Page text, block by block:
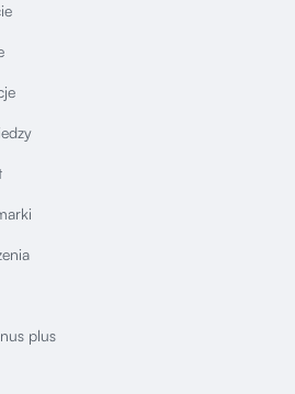
plus